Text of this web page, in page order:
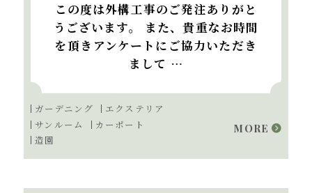
この度は外構工事のご発注ありがと
うございます。 また、貴重なお時間
を頂きアンケートにご協力いただき
まして …
ガーデニング
エクステリア
サンルーム
カーポート
造園
MORE